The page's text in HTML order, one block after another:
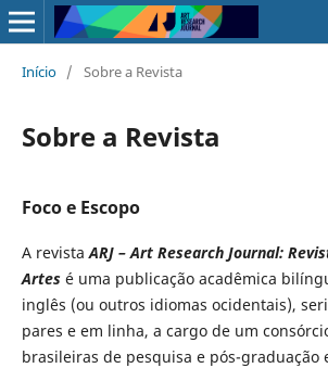
Início / Sobre a Revista
Sobre a Revista
Foco e Escopo
A revistaARJ – Art Research Journal:
Artesé uma publicação acadêmica
inglês (ou outros idiomas ocidentais),
pares e em linha, a cargo de um
brasileiras de pesquisa e pós-graduação